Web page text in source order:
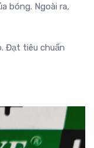
bóng. Ngoài ra,
Đạt tiêu chuẩn